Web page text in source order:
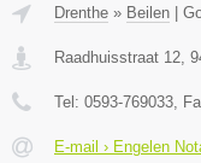
Drenthe » Beilen
Raadhuisstraat 12,
Tel: 0593-769033,
E-mail › Engelen